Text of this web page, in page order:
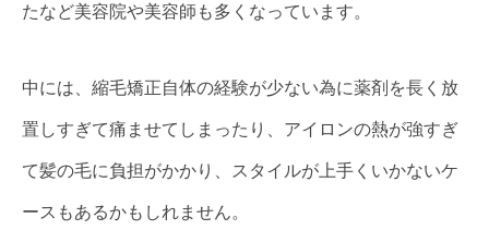
たなど美容院や美容師も多くなっています。
中には、縮毛矯正自体の経験が少ない為に薬剤を長く放
置しすぎて痛ませてしまったり、アイロンの熱が強すぎ
て髪の毛に負担がかかり、スタイルが上手くいかないケ
ースもあるかもしれません。